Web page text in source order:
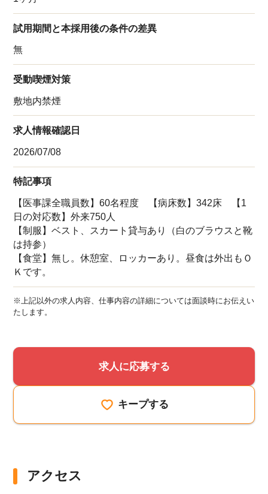
試用期間と本採用後の条件の差異
無
受動喫煙対策
敷地内禁煙
求人情報確認日
2026/07/08
特記事項
【医事課全職員数】60名程度 【病床数】342床 【1
日の対応数】外来750人
【制服】ベスト、スカート貸与あり（白のブラウスと靴
は持参）
【食堂】無し。休憩室、ロッカーあり。昼食は外出もＯ
Ｋです。
※上記以外の求人内容、仕事内容の詳細については面談時にお伝えい
たします。
求人に応募する
キープする
アクセス